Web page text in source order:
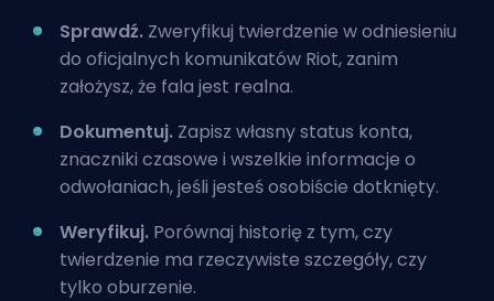
Sprawdź. Zweryfikuj twierdzenie w odniesieniu
do oficjalnych komunikatów Riot, zanim
założysz, że fala jest realna.
Dokumentuj. Zapisz własny status konta,
znaczniki czasowe i wszelkie informacje o
odwołaniach, jeśli jesteś osobiście dotknięty.
Weryfikuj. Porównaj historię z tym, czy
twierdzenie ma rzeczywiste szczegóły, czy
tylko oburzenie.